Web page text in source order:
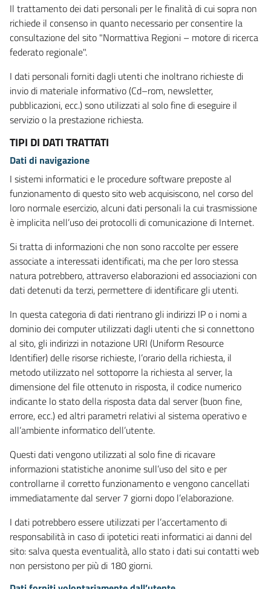
Il trattamento dei dati personali per le finalità di cui sopra non
richiede il consenso in quanto necessario per consentire la
consultazione del sito "Normattiva Regioni – motore di ricerca
federato regionale".
I dati personali forniti dagli utenti che inoltrano richieste di
invio di materiale informativo (Cd–rom, newsletter,
pubblicazioni, ecc.) sono utilizzati al solo fine di eseguire il
servizio o la prestazione richiesta.
TIPI DI DATI TRATTATI
Dati di navigazione
I sistemi informatici e le procedure software preposte al
funzionamento di questo sito web acquisiscono, nel corso del
loro normale esercizio, alcuni dati personali la cui trasmissione
è implicita nell’uso dei protocolli di comunicazione di Internet.
Si tratta di informazioni che non sono raccolte per essere
associate a interessati identificati, ma che per loro stessa
natura potrebbero, attraverso elaborazioni ed associazioni con
dati detenuti da terzi, permettere di identificare gli utenti.
In questa categoria di dati rientrano gli indirizzi IP o i nomi a
dominio dei computer utilizzati dagli utenti che si connettono
al sito, gli indirizzi in notazione URI (Uniform Resource
Identifier) delle risorse richieste, l’orario della richiesta, il
metodo utilizzato nel sottoporre la richiesta al server, la
dimensione del file ottenuto in risposta, il codice numerico
indicante lo stato della risposta data dal server (buon fine,
errore, ecc.) ed altri parametri relativi al sistema operativo e
all’ambiente informatico dell’utente.
Questi dati vengono utilizzati al solo fine di ricavare
informazioni statistiche anonime sull’uso del sito e per
controllarne il corretto funzionamento e vengono cancellati
immediatamente dal server 7 giorni dopo l’elaborazione.
I dati potrebbero essere utilizzati per l’accertamento di
responsabilità in caso di ipotetici reati informatici ai danni del
sito: salva questa eventualità, allo stato i dati sui contatti web
non persistono per più di 180 giorni.